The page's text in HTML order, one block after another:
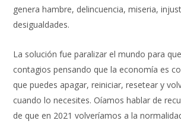
genera hambre, delincuencia, miseria,
desigualdades.
La solución fue paralizar el mundo para
contagios pensando que la economía es
que puedes apagar, reiniciar, resetear y
cuando lo necesites. Oíamos hablar de
de que en 2021 volveríamos a la